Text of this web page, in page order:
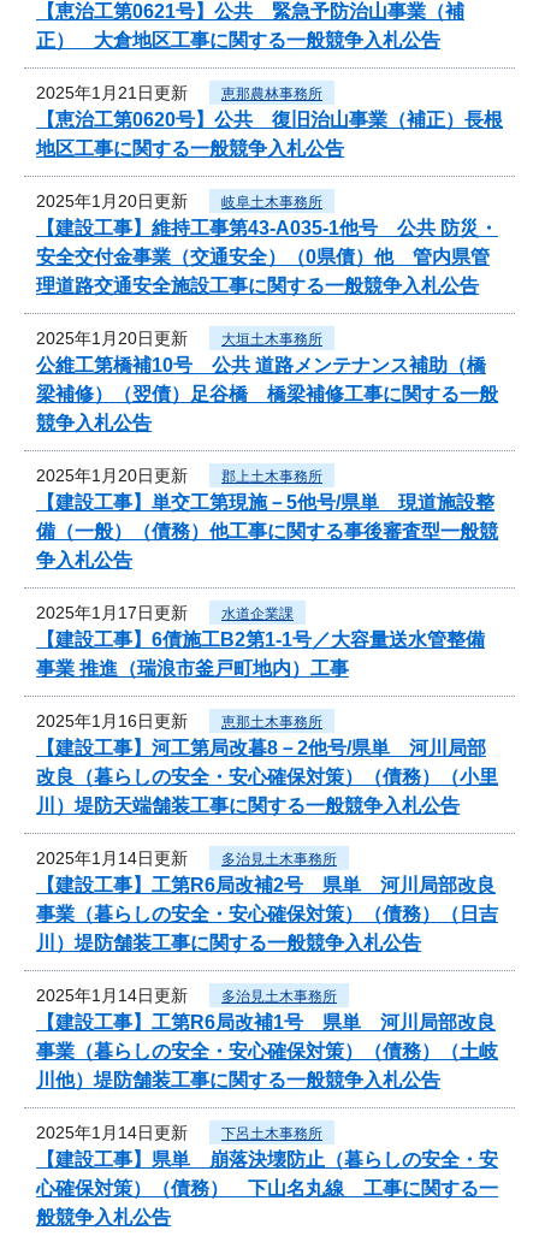
【恵治工第0621号】公共 緊急予防治山事業（補
正） 大倉地区工事に関する一般競争入札公告
2025年1月21日更新 恵那農林事務所
【恵治工第0620号】公共 復旧治山事業（補正）長根
地区工事に関する一般競争入札公告
2025年1月20日更新 岐阜土木事務所
【建設工事】維持工事第43-A035-1他号 公共 防災・
安全交付金事業（交通安全）（0県債）他 管内県管
理道路交通安全施設工事に関する一般競争入札公告
2025年1月20日更新 大垣土木事務所
公維工第橋補10号 公共 道路メンテナンス補助（橋
梁補修）（翌債）足谷橋 橋梁補修工事に関する一般
競争入札公告
2025年1月20日更新 郡上土木事務所
【建設工事】単交工第現施－5他号/県単 現道施設整
備（一般）（債務）他工事に関する事後審査型一般競
争入札公告
2025年1月17日更新 水道企業課
【建設工事】6債施工B2第1-1号／大容量送水管整備
事業 推進（瑞浪市釜戸町地内）工事
2025年1月16日更新 恵那土木事務所
【建設工事】河工第局改暮8－2他号/県単 河川局部
改良（暮らしの安全・安心確保対策）（債務）（小里
川）堤防天端舗装工事に関する一般競争入札公告
2025年1月14日更新 多治見土木事務所
【建設工事】工第R6局改補2号 県単 河川局部改良
事業（暮らしの安全・安心確保対策）（債務）（日吉
川）堤防舗装工事に関する一般競争入札公告
2025年1月14日更新 多治見土木事務所
【建設工事】工第R6局改補1号 県単 河川局部改良
事業（暮らしの安全・安心確保対策）（債務）（土岐
川他）堤防舗装工事に関する一般競争入札公告
2025年1月14日更新 下呂土木事務所
【建設工事】県単 崩落決壊防止（暮らしの安全・安
心確保対策）（債務） 下山名丸線 工事に関する一
般競争入札公告